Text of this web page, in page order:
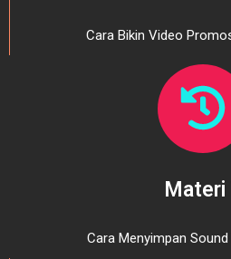
Cara Bikin Video
Materi
Cara Menyimpan